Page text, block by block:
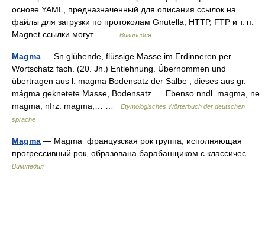
основе YAML, предназначенный для описания ссылок на
файлы для загрузки по протоколам Gnutella, HTTP, FTP и т. п.
Magnet ссылки могут… …
Википедия
Magma — Sn glühende, flüssige Masse im Erdinneren per.
Wortschatz fach. (20. Jh.) Entlehnung. Übernommen und
übertragen aus l. magma Bodensatz der Salbe , dieses aus gr.
mágma geknetete Masse, Bodensatz . Ebenso nndl. magma, ne.
magma, nfrz. magma,… …
Etymologisches Wörterbuch der deutschen
sprache
Magma — Magma французская рок группа, исполняющая
прогрессивный рок, образована барабанщиком с классичес …
Википедия